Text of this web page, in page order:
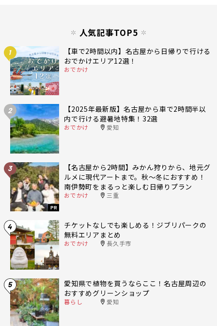
人気記事TOP5
1
【車で2時間以内】名古屋から日帰りで行ける
おでかけエリア12選！
おでかけ
2
【2025年最新版】名古屋から車で2時間半以
内で行ける避暑地特集！32選
おでかけ 愛知
3
PR
【名古屋から2時間】みかん狩りから、地元グ
ルメに現代アートまで。秋〜冬におすすめ！
南伊勢町をまるっと楽しむ日帰りプラン
おでかけ 三重
4
チケットなしでも楽しめる！ジブリパークの
無料エリアまとめ
おでかけ 長久手市
5
愛知県で植物を買うならここ！名古屋周辺の
おすすめグリーンショップ
暮らし 愛知